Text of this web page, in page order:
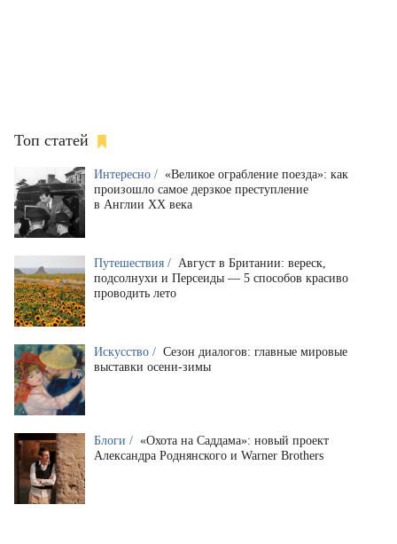
Топ статей
Интересно / «Великое ограбление поезда»: как
произошло самое дерзкое преступление
в Англии XX века
Путешествия / Август в Британии: вереск,
подсолнухи и Персеиды — 5 способов красиво
проводить лето
Искусство / Сезон диалогов: главные мировые
выставки осени-зимы
Блоги / «Охота на Саддама»: новый проект
Александра Роднянского и Warner Brothers